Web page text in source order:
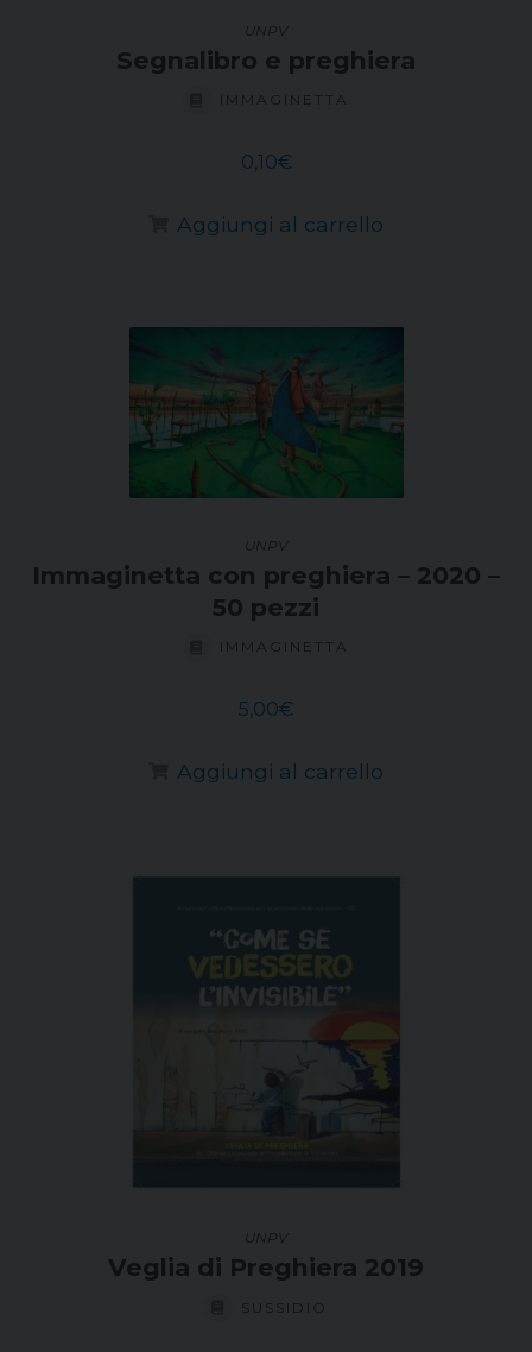
UNPV
Segnalibro e preghiera
IMMAGINETTA
0,10€
Aggiungi al carrello
UNPV
Immaginetta con preghiera – 2020 –
50 pezzi
IMMAGINETTA
5,00€
Aggiungi al carrello
UNPV
Veglia di Preghiera 2019
SUSSIDIO